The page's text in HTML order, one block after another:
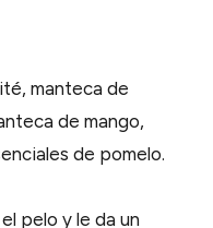
manteca de
de mango,
de pomelo.
pelo y le da un